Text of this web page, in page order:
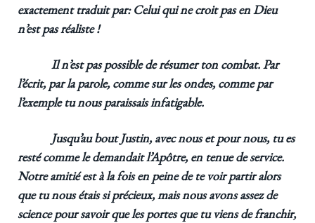
exactement traduit par: Celui qui ne croit pas en Dieu
n’est pas réaliste !
Il n’est pas possible de résumer ton combat. Par
l’écrit, par la parole, comme sur les ondes, comme par
l’exemple tu nous paraissais infatigable.
Jusqu’au bout Justin, avec nous et pour nous, tu es
resté comme le demandait l’Apôtre, en tenue de service.
Notre amitié est à la fois en peine de te voir partir alors
que tu nous étais si précieux, mais nous avons assez de
science pour savoir que les portes que tu viens de franchir,